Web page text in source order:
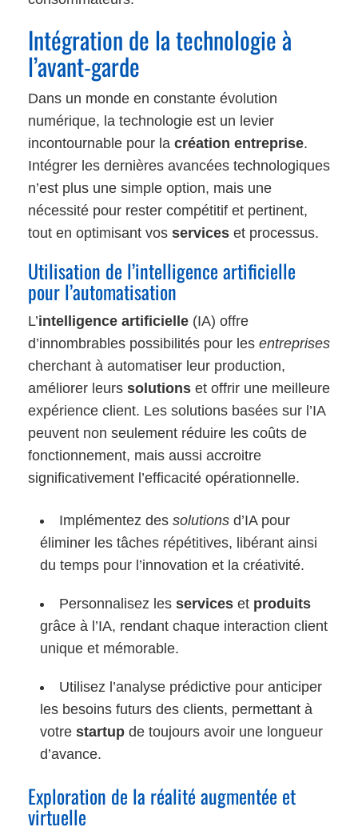
Intégration de la technologie à
l’avant-garde
Dans un monde en constante évolution
numérique, la technologie est un levier
incontournable pour la création entreprise.
Intégrer les dernières avancées technologiques
n’est plus une simple option, mais une
nécessité pour rester compétitif et pertinent,
tout en optimisant vos services et processus.
Utilisation de l’intelligence artificielle
pour l’automatisation
L’intelligence artificielle (IA) offre
d’innombrables possibilités pour les entreprises
cherchant à automatiser leur production,
améliorer leurs solutions et offrir une meilleure
expérience client. Les solutions basées sur l’IA
peuvent non seulement réduire les coûts de
fonctionnement, mais aussi accroitre
significativement l’efficacité opérationnelle.
Implémentez des solutions d’IA pour
éliminer les tâches répétitives, libérant ainsi
du temps pour l’innovation et la créativité.
Personnalisez les services et produits
grâce à l’IA, rendant chaque interaction client
unique et mémorable.
Utilisez l’analyse prédictive pour anticiper
les besoins futurs des clients, permettant à
votre startup de toujours avoir une longueur
d’avance.
Exploration de la réalité augmentée et
virtuelle